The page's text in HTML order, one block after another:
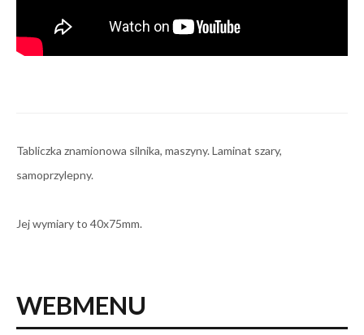
Tabliczka znamionowa silnika, maszyny. Laminat szary,
samoprzylepny.
Jej wymiary to 40x75mm.
WEBMENU